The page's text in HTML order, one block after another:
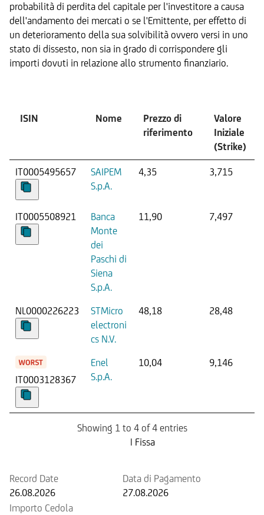
probabilità di perdita del capitale per l'investitore a causa
dell'andamento dei mercati o se l'Emittente, per effetto di
un deterioramento della sua solvibilità ovvero versi in uno
stato di dissesto, non sia in grado di corrispondere gli
importi dovuti in relazione allo strumento finanziario.
ISIN Nome
Prezzo di
riferimento
Valore
Iniziale
(Strike)
IT0005495657
SAIPEM
S.p.A.
4,35 3,715
IT0005508921
Banca
Monte
dei
Paschi di
Siena
S.p.A.
11,90 7,497
NL0000226223
STMicro
electroni
cs N.V.
48,18 28,48
IT0003128367
Enel
S.p.A.
10,04 9,146
Showing 1 to 4 of 4 entries
| Fissa
Record Date
26.08.2026
Data di Pagamento
27.08.2026
Importo Cedola